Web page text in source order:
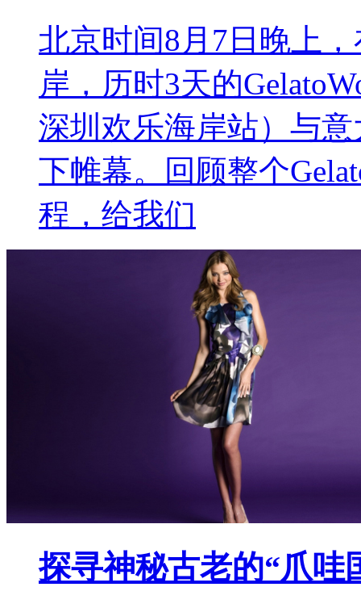
北京时间8月7日晚上
岸，历时3天的
深圳欢乐海岸站）与
下帷幕。回顾整个
程，给我们
探寻神秘古老的“爪哇